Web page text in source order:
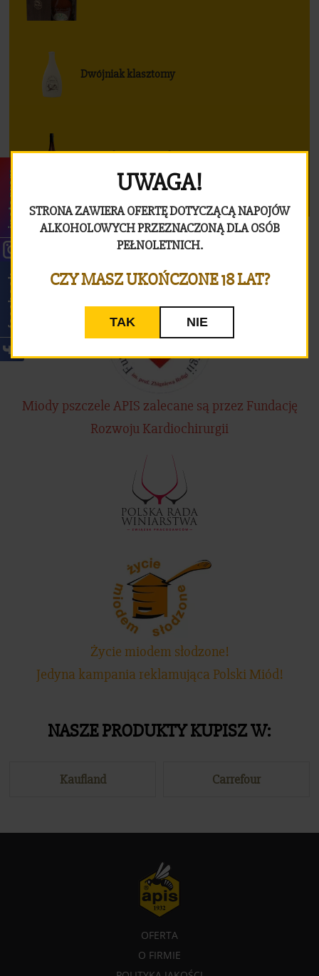
Dwójniak klasztorny
Trójniak anyż się uda
Miody pszczele APIS zalecane są przez Fundację
Rozwoju Kardiochirurgii
Życie miodem słodzone!
Jedyna kampania reklamująca Polski Miód!
NASZE PRODUKTY KUPISZ W:
Kaufland Carrefour
facebook
instagram
OFERTA
O FIRMIE
UWAGA!
STRONA ZAWIERA OFERTĘ DOTYCZĄCĄ NAPOJÓW
ALKOHOLOWYCH PRZEZNACZONĄ DLA OSÓB
PEŁNOLETNICH.
CZY MASZ UKOŃCZONE 18 LAT?
TAK NIE